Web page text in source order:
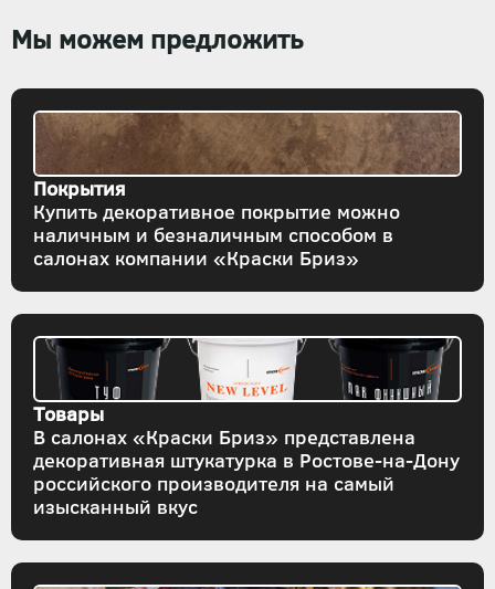
Мы можем предложить
Покрытия
Купить декоративное покрытие можно
наличным и безналичным способом в
салонах компании «Краски Бриз»
Товары
В салонах «Краски Бриз» представлена
декоративная штукатурка в Ростове-на-Дону
российского производителя на самый
изысканный вкус